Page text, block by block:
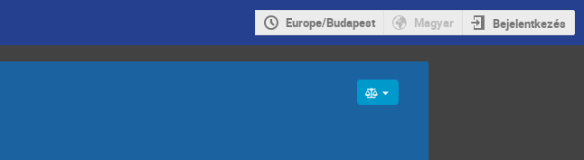
Europe/Budapest Magyar Bejelentkezés